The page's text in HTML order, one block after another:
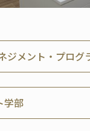
ジメント・プログ
学部